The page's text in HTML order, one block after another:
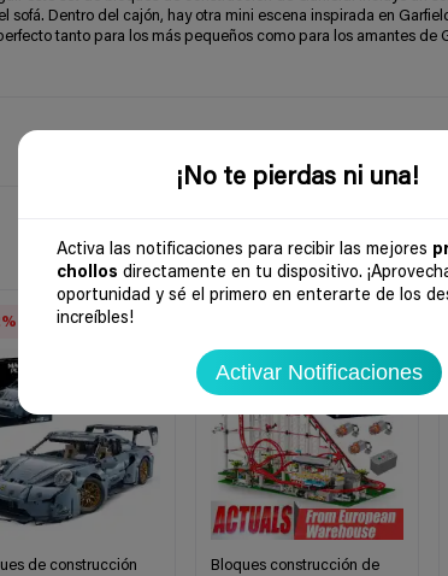
¡No te pierdas ni una!
Activa las notificaciones para recibir las mejores
chollos directamente en tu dispositivo.
oportunidad y sé el primero en enterarte de los
increíbles!
Activar Notificaciones
sofá. Dentro del cajón, hay otra mini escena inspirada en
tanto para los más pequeños como para los amantes de
de construcción
Bloques construcción de